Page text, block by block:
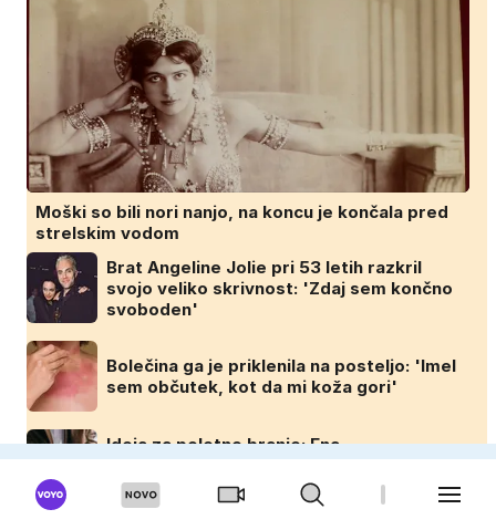
Moški so bili nori nanjo, na koncu je končala pred
strelskim vodom
Brat Angeline Jolie pri 53 letih razkril
svojo veliko skrivnost: 'Zdaj sem končno
svoboden'
Bolečina ga je priklenila na posteljo: 'Imel
sem občutek, kot da mi koža gori'
Ideja za poletno branje: Ena
najpomembnejših knjig o življenju, ki jo
boste prebrali